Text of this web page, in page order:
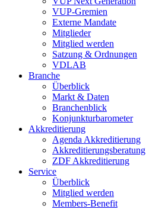
VUP-Gremien
Externe Mandate
Mitglieder
Mitglied werden
Satzung & Ordnungen
VDLAB
Branche
Überblick
Markt & Daten
Branchenblick
Konjunkturbarometer
Akkreditierung
Agenda Akkreditierung
Akkreditierungsberatung
ZDF Akkreditierung
Service
Überblick
Mitglied werden
Members-Benefit